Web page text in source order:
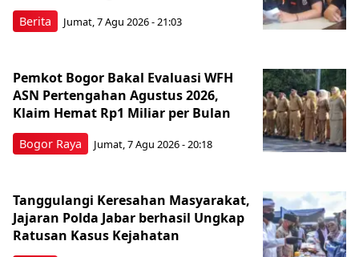
Berita Jumat, 7 Agu 2026 - 21:03
Bogor Raya
Pemkot Bogor Bakal Evaluasi WFH
ASN Pertengahan Agustus 2026,
Klaim Hemat Rp1 Miliar per Bulan
Jumat, 7 Agu 2026 - 20:18
Tanggulangi Keresahan Masyarakat,
Jajaran Polda Jabar berhasil Ungkap
Ratusan Kasus Kejahatan